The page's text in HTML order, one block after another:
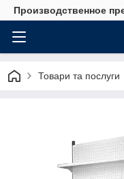
Производственное
Товари та послуги